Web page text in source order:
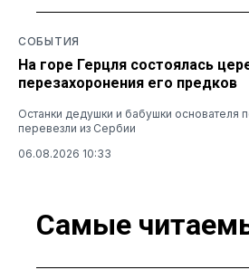
СОБЫТИЯ
На горе Герцля состоялась
перезахоронения его предков
Останки дедушки и бабушки основателя
перевезли из Сербии
06.08.2026 10:33
Самые